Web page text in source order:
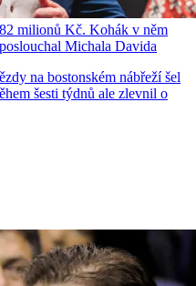
milionů Kč. Kohák v něm
Michala Davida
na bostonském nábřeží šel
šesti týdnů ale zlevnil o